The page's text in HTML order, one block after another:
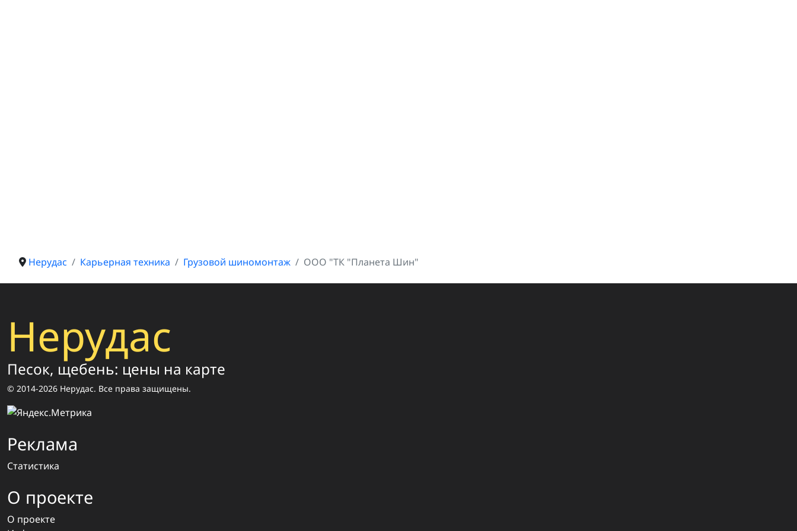
Нерудас Карьерная техника Грузовой шиномонтаж ООО "ТК "Планета Шин"
Нерудас
Песок, щебень: цены на карте
© 2014-2026 Нерудас. Все права защищены.
Реклама
Статистика
О проекте
О проекте